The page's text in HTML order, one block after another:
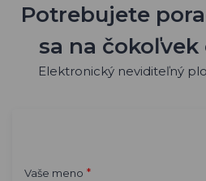
Potrebujete
sa na
Elektronický neviditeľný
Vaše meno *